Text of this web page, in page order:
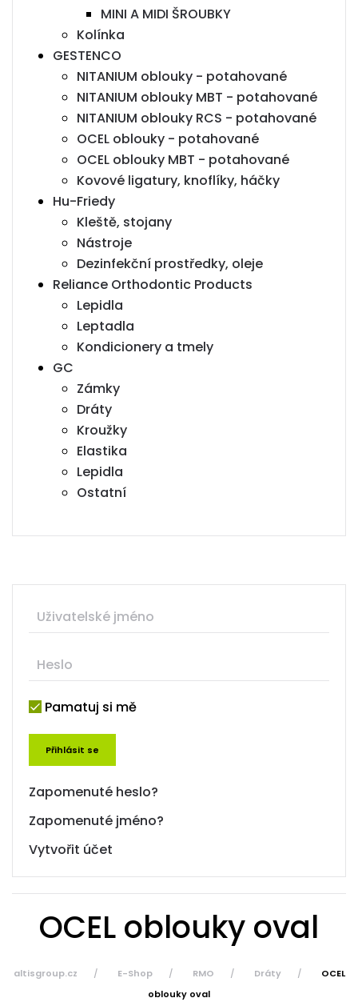
MINI A MIDI ŠROUBKY
Kolínka
GESTENCO
NITANIUM oblouky - potahované
NITANIUM oblouky MBT - potahované
NITANIUM oblouky RCS - potahované
OCEL oblouky - potahované
OCEL oblouky MBT - potahované
Kovové ligatury, knoflíky, háčky
Hu-Friedy
Kleště, stojany
Nástroje
Dezinfekční prostředky, oleje
Reliance Orthodontic Products
Lepidla
Leptadla
Kondicionery a tmely
GC
Zámky
Dráty
Kroužky
Elastika
Lepidla
Ostatní
Pamatuj si mě
Přihlásit se
Zapomenuté heslo?
Zapomenuté jméno?
Vytvořit účet
OCEL oblouky oval
altisgroup.cz E-Shop RMO Dráty
OCEL
oblouky oval